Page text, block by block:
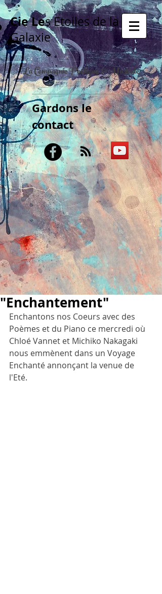
Cie Les Etoiles de la
Galaxie
La Compagnie Poétique & Musicale
Gardons le
contact
"Enchantement"
Enchantons nos Coeurs avec des
Poèmes et du Piano ce mercredi où
Chloé Vannet et Michiko Nakagaki
nous emmènent dans un Voyage
Enchanté annonçant la venue de
l'Eté.